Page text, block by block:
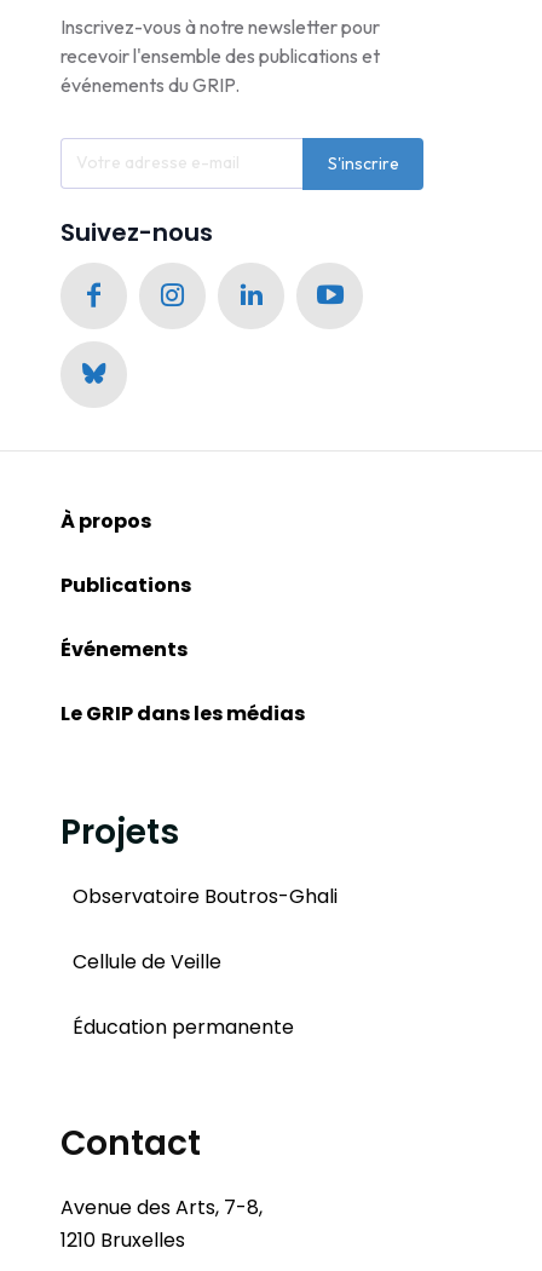
Inscrivez-vous à notre newsletter pour
recevoir l'ensemble des publications et
événements du GRIP.
S'inscrire
Suivez-nous
À propos
Publications
Événements
Le GRIP dans les médias
Projets
Observatoire Boutros-Ghali
Cellule de Veille
Éducation permanente
Contact
Avenue des Arts, 7-8,
1210 Bruxelles